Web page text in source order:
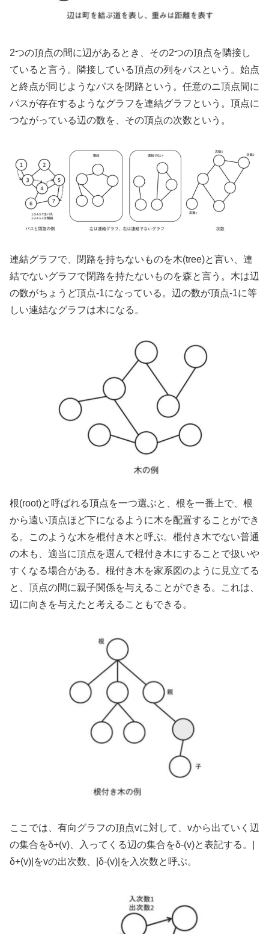
2つの頂点の間に辺があるとき、その2つの頂点を隣接し
ていると言う。隣接している頂点の列をパスという。始点
と終点が同じようなパスを閉路という。任意のニ頂点間に
パスが存在するようなグラフを連結グラフという。頂点に
つながっている辺の数を、その頂点の次数という。
連結グラフで、閉路を持ちないものを木(tree)と言い、連
結でないグラフで閉路を持たないものを森と言う。木は辺
の数がちょうど頂点-1になっている。辺の数が頂点-1に等
しい連結なグラフは木になる。
根(root)と呼ばれる頂点を一つ選ぶと、根を一番上で、根
から遠い頂点ほど下になるように木を配置することができ
る。このような木を棍付き木と呼ぶ。棍付き木でない普通
の木も、適当に頂点を選んで棍付き木にすることで扱いや
すくなる場合がある。棍付き木を家系図のように見立てる
と、頂点の間に親子関係を与えることができる。これは、
辺に向きを与えたと考えることもできる。
ここでは、有向グラフの頂点vに対して、vから出ていく辺
の集合をδ+(v)、入ってくる辺の集合をδ-(v)と表記する。|
δ+(v)|をvの出次数、|δ-(v)|を入次数と呼ぶ。